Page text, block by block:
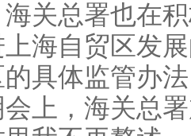
关总署也在
海自贸区发
具体监管办
上，海关总